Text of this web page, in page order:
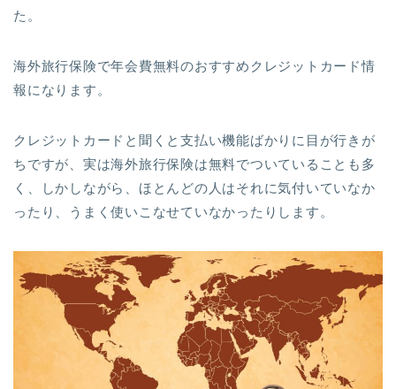
た。
海外旅行保険で年会費無料のおすすめクレジットカード情
報になります。
クレジットカードと聞くと支払い機能ばかりに目が行きが
ちですが、実は海外旅行保険は無料でついていることも多
く、しかしながら、ほとんどの人はそれに気付いていなか
ったり、うまく使いこなせていなかったりします。